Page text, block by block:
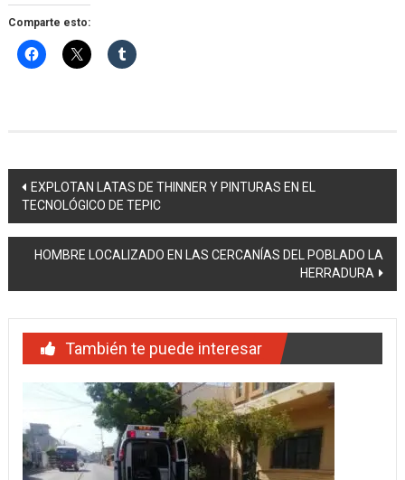
Comparte esto:
Navegación
de
entradas
EXPLOTAN LATAS DE THINNER Y PINTURAS EN EL
TECNOLÓGICO DE TEPIC
HOMBRE LOCALIZADO EN LAS CERCANÍAS DEL POBLADO LA
HERRADURA
También te puede interesar